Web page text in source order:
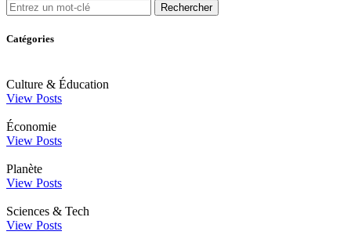
Rechercher
Catégories
Culture & Éducation
View Posts
Économie
View Posts
Planète
View Posts
Sciences & Tech
View Posts